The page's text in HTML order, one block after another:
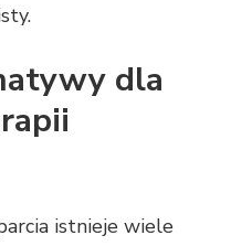
dla
istnieje wiele